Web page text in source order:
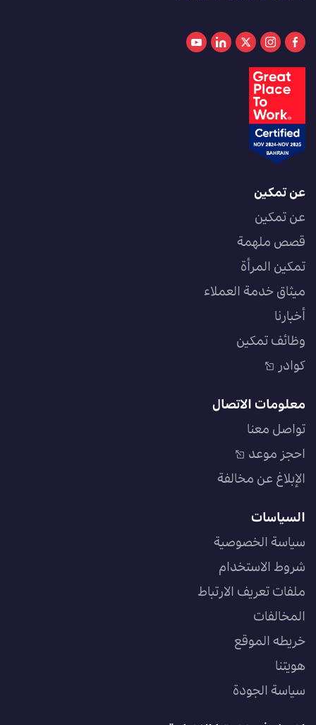
عن تمكين
عن تمكين
قصص ملهمة
تمكين المرأة
ميثاق خدمة العملاء
أخبارنا
وظائف تمكين
كوادر
معلومات الاتصال
تواصل معنا
احجز موعد
الإبلاغ عن مخالفة
السياسات
سياسة الخصوصية
شروط الاستخدام
ملفات تعريف الارتباط
المخالفات
خريطه الموقع
هويتنا
سياسة الجودة